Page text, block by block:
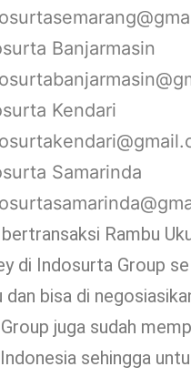
Banjarmasin
Kendari
Samarinda
Rambu
di Indosurta Group
dan bisa di
juga sudah
sehingga